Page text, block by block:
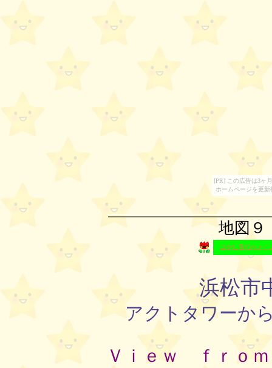
[PR] この広告は3ヶ
ホームページを更
地図９
はやし浩司のメイ
浜松市
アクトタワーか
Ｖｉｅｗ ｆｒ